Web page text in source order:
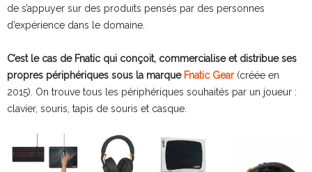
de s’appuyer sur des produits pensés par des personnes
d’expérience dans le domaine.
C’est le cas de Fnatic qui conçoit, commercialise et distribue ses
propres périphériques sous la marque Fnatic Gear(créée en
2015). On trouve tous les périphériques souhaités par un joueur :
clavier, souris, tapis de souris et casque.